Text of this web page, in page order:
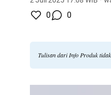
0 0
Tulisan dari Info Produk